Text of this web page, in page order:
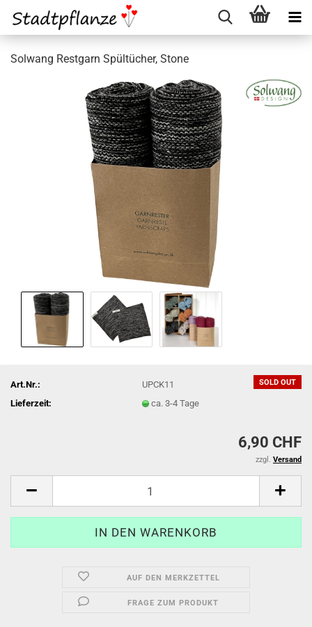
Solwang Restgarn Spültücher, Stone
SOLD OUT
Art.Nr.:
UPCK11
Lieferzeit:
ca. 3-4 Tage
6,90 CHF
zzgl. Versand
AUF DEN MERKZETTEL
FRAGE ZUM PRODUKT